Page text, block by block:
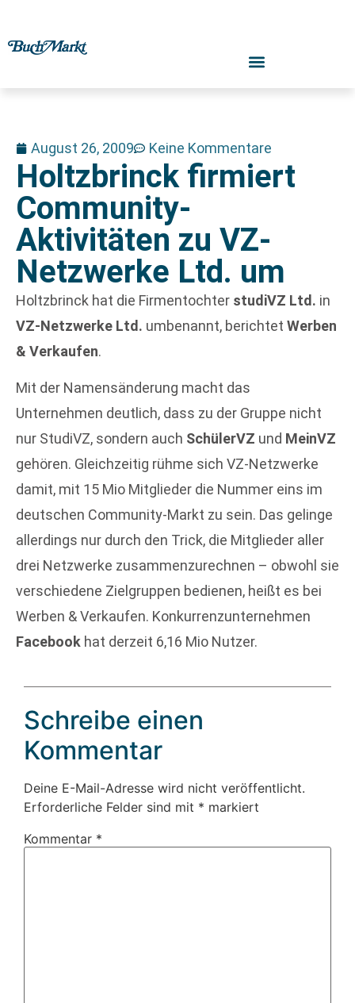
August 26, 2009 Keine Kommentare
Holtzbrinck firmiert
Community-
Aktivitäten zu VZ-
Netzwerke Ltd. um
Holtzbrinck hat die Firmentochter studiVZ Ltd. in
VZ-Netzwerke Ltd. umbenannt, berichtet Werben
& Verkaufen.
Mit der Namensänderung macht das
Unternehmen deutlich, dass zu der Gruppe nicht
nur StudiVZ, sondern auch SchülerVZ und MeinVZ
gehören. Gleichzeitig rühme sich VZ-Netzwerke
damit, mit 15 Mio Mitglieder die Nummer eins im
deutschen Community-Markt zu sein. Das gelinge
allerdings nur durch den Trick, die Mitglieder aller
drei Netzwerke zusammenzurechnen – obwohl sie
verschiedene Zielgruppen bedienen, heißt es bei
Werben & Verkaufen. Konkurrenzunternehmen
Facebook hat derzeit 6,16 Mio Nutzer.
Schreibe einen
Kommentar
Deine E-Mail-Adresse wird nicht veröffentlicht.
Erforderliche Felder sind mit * markiert
Kommentar *